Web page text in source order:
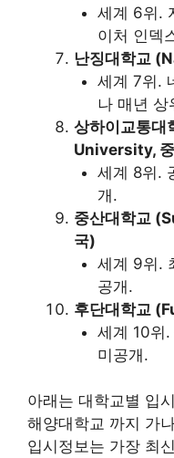
세계 6위.
이처 인덱
난징대학교
세계 7위.
나 매년 상
상하이교통
University,
세계 8위.
개.
중산대학교
국)
세계 9위.
공개.
후단대학교
세계 10위
미공개.
아래는 대학교별 입
해양대학교 까지 가
입시정보는 가장 최